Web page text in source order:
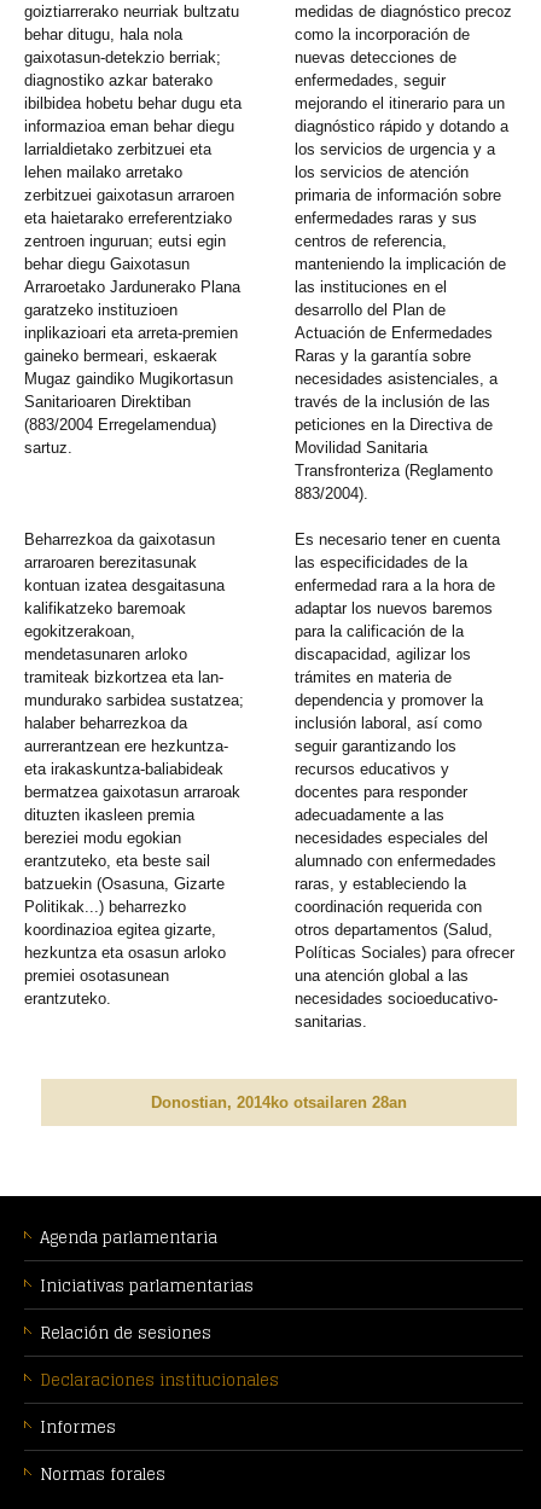
goiztiarrerako neurriak bultzatu
behar ditugu, hala nola
gaixotasun-detekzio berriak;
diagnostiko azkar baterako
ibilbidea hobetu behar dugu eta
informazioa eman behar diegu
larrialdietako zerbitzuei eta
lehen mailako arretako
zerbitzuei gaixotasun arraroen
eta haietarako erreferentziako
zentroen inguruan; eutsi egin
behar diegu Gaixotasun
Arraroetako Jardunerako Plana
garatzeko instituzioen
inplikazioari eta arreta-premien
gaineko bermeari, eskaerak
Mugaz gaindiko Mugikortasun
Sanitarioaren Direktiban
(883/2004 Erregelamendua)
sartuz.
medidas de diagnóstico precoz
como la incorporación de
nuevas detecciones de
enfermedades, seguir
mejorando el itinerario para un
diagnóstico rápido y dotando a
los servicios de urgencia y a
los servicios de atención
primaria de información sobre
enfermedades raras y sus
centros de referencia,
manteniendo la implicación de
las instituciones en el
desarrollo del Plan de
Actuación de Enfermedades
Raras y la garantía sobre
necesidades asistenciales, a
través de la inclusión de las
peticiones en la Directiva de
Movilidad Sanitaria
Transfronteriza (Reglamento
883/2004).
Beharrezkoa da gaixotasun
arraroaren berezitasunak
kontuan izatea desgaitasuna
kalifikatzeko baremoak
egokitzerakoan,
mendetasunaren arloko
tramiteak bizkortzea eta lan-
mundurako sarbidea sustatzea;
halaber beharrezkoa da
aurrerantzean ere hezkuntza-
eta irakaskuntza-baliabideak
bermatzea gaixotasun arraroak
dituzten ikasleen premia
bereziei modu egokian
erantzuteko, eta beste sail
batzuekin (Osasuna, Gizarte
Politikak...) beharrezko
koordinazioa egitea gizarte,
hezkuntza eta osasun arloko
premiei osotasunean
erantzuteko.
Es necesario tener en cuenta
las especificidades de la
enfermedad rara a la hora de
adaptar los nuevos baremos
para la calificación de la
discapacidad, agilizar los
trámites en materia de
dependencia y promover la
inclusión laboral, así como
seguir garantizando los
recursos educativos y
docentes para responder
adecuadamente a las
necesidades especiales del
alumnado con enfermedades
raras, y estableciendo la
coordinación requerida con
otros departamentos (Salud,
Políticas Sociales) para ofrecer
una atención global a las
necesidades socioeducativo-
sanitarias.
Donostian, 2014ko otsailaren 28an
CONTEXTUAL
Agenda parlamentaria
Iniciativas parlamentarias
Relación de sesiones
Declaraciones institucionales
Informes
Normas forales